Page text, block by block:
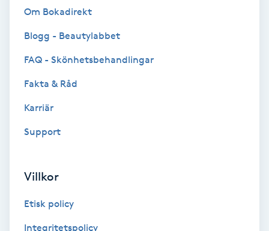
Brynfärgning
Bröllopsuppsättning
Celluliter
Color correction
Om Bokadirekt
Blogg - Beautylabbet
FAQ - Skönhetsbehandlingar
Fakta & Råd
Karriär
Support
Villkor
Etisk policy
Integritetspolicy